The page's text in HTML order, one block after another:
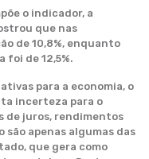
o indicador, a
que nas
de 10,8%, enquanto
foi de 12,5%.
para a economia, o
incerteza para o
de juros, rendimentos
são apenas algumas das
que gera como